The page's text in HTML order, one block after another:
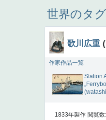
世界のタ
歌川広重 (
作家作品一覧
Station
1833年製作 閲覧